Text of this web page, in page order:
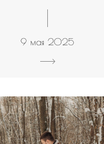
9 мая 2025